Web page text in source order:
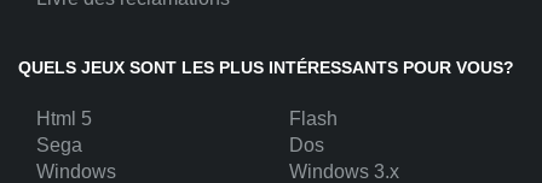
QUELS JEUX SONT LES PLUS INTÉRESSANTS POUR VOUS?
Html 5
Flash
Sega
Dos
Windows
Windows 3.x